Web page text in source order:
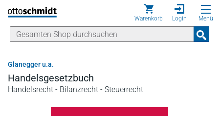
Direkt zum Inhalt
Warenkorb Login Menü
Glanegger u.a.
Handelsgesetzbuch
Handelsrecht - Bilanzrecht - Steuerrecht